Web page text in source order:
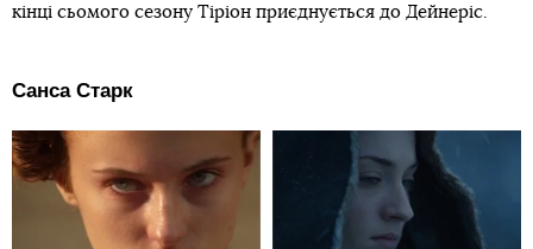
кінці сьомого сезону Тіріон приєднується до Дейнеріс.
Санса Старк